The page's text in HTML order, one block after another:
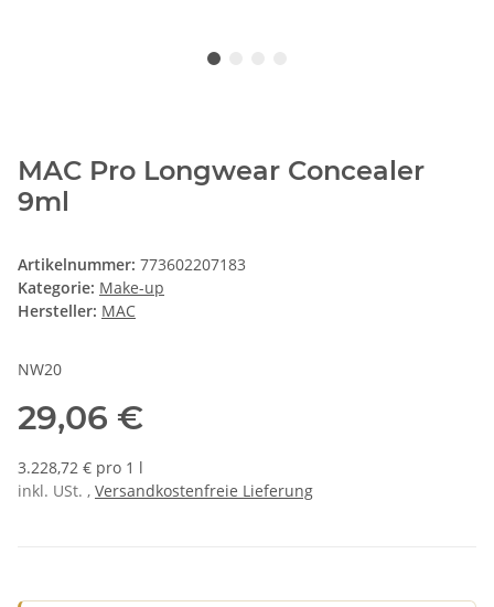
MAC Pro Longwear Concealer
9ml
Artikelnummer: 773602207183
Kategorie: Make-up
Hersteller: MAC
NW20
29,06 €
3.228,72 € pro 1 l
inkl. USt. , Versandkostenfreie Lieferung